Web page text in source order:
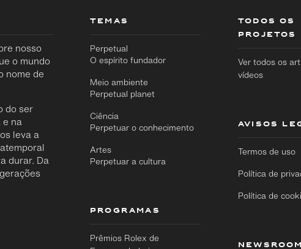
diretamente
nosso
o mundo
nome de
do ser
e na
leva a
durar. Da
TEMAS
Perpetual
O espírito fundador
Meio ambiente
Perpetual planet
Ciência
Perpetuar o conhecimento
Artes
Perpetuar a cultura
PROGRAMAS
Prêmios Rolex de
TODOS OS
PROJETOS
Ver todos os
vídeos
AVISOS
Termos de uso
Política de
Política de
NEWSROOM